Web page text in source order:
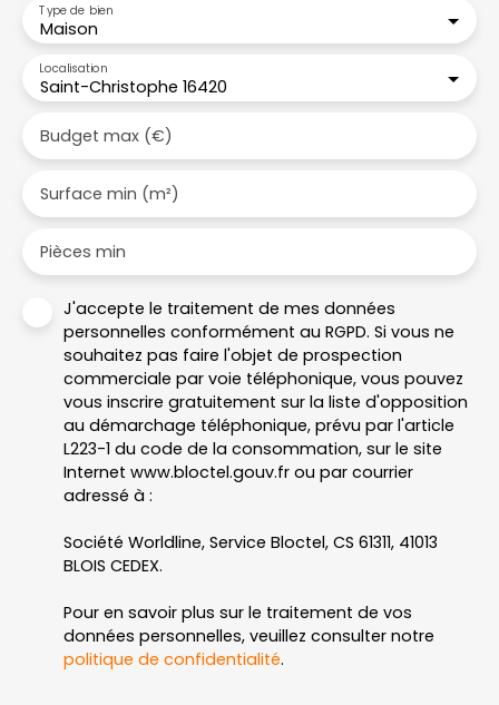
Maison
Type de bien
Saint-Christophe 16420
Localisation
Budget max (€)
Surface min (m²)
Pièces min
J'accepte le traitement de mes données
personnelles conformément au RGPD. Si vous ne
souhaitez pas faire l'objet de prospection
commerciale par voie téléphonique, vous pouvez
vous inscrire gratuitement sur la liste d'opposition
au démarchage téléphonique, prévu par l'article
L223-1 du code de la consommation, sur le site
Internet www.bloctel.gouv.fr ou par courrier
adressé à :
Société Worldline, Service Bloctel, CS 61311, 41013
BLOIS CEDEX.
Pour en savoir plus sur le traitement de vos
données personnelles, veuillez consulter notre
politique de confidentialité.